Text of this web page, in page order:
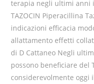
terapia negli ultimi
TAZOCIN Piperacillina
indicazioni efficacia
allattamento effetti
di D Cattaneo Negli
possono beneficiare del
considerevolmente oggi